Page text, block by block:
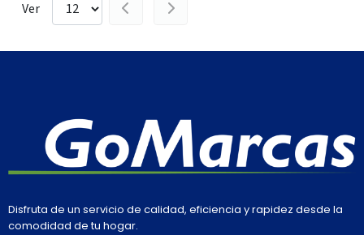
Ver
Disfruta de un servicio de calidad, eficiencia y rapidez desde la
comodidad de tu hogar.